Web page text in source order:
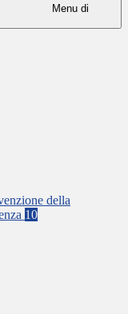
Menu di
della
10